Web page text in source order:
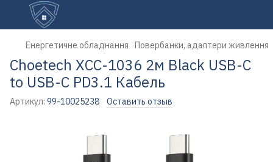
Енергетичне обладнання Повербанки, адаптери живлення
Choetech XCC-1036 2м Black USB-C
to USB-C PD3.1 Кабель
Артикул: 99-10025238 Оставить отзыв